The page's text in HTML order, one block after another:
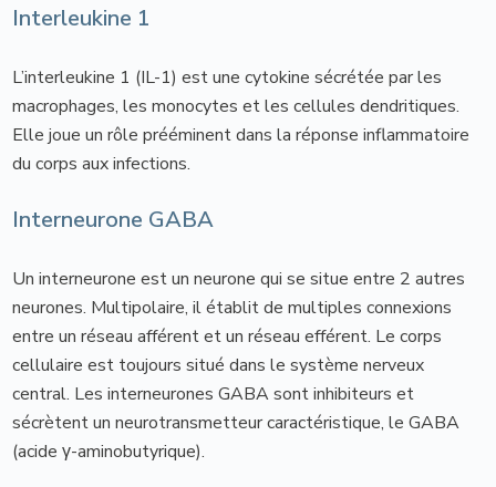
Interleukine 1
L’interleukine 1 (IL-1) est une cytokine sécrétée par les
macrophages, les monocytes et les cellules dendritiques.
Elle joue un rôle prééminent dans la réponse inflammatoire
du corps aux infections.
Interneurone GABA
Un interneurone est un neurone qui se situe entre 2 autres
neurones. Multipolaire, il établit de multiples connexions
entre un réseau afférent et un réseau efférent. Le corps
cellulaire est toujours situé dans le système nerveux
central. Les interneurones GABA sont inhibiteurs et
sécrètent un neurotransmetteur caractéristique, le GABA
(acide γ-aminobutyrique).